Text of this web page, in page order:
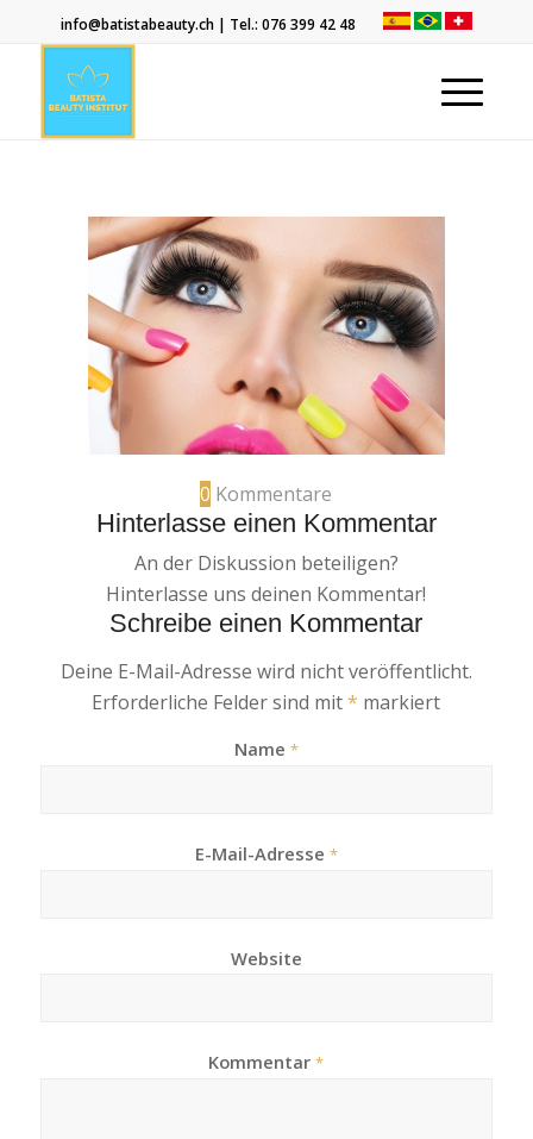
info@batistabeauty.ch| Tel.: 076 399 42 48
0 Kommentare
Hinterlasse einen Kommentar
An der Diskussion beteiligen?
Hinterlasse uns deinen Kommentar!
Schreibe einen Kommentar
Deine E-Mail-Adresse wird nicht veröffentlicht.
Erforderliche Felder sind mit* markiert
Name *
E-Mail-Adresse *
Website
Kommentar*